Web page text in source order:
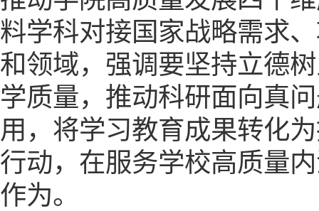
料学科对接国家战略需求
和领域，强调要坚持立德
学质量，推动科研面向真
用，将学习教育成果转化
行动，在服务学校高质量
作为。